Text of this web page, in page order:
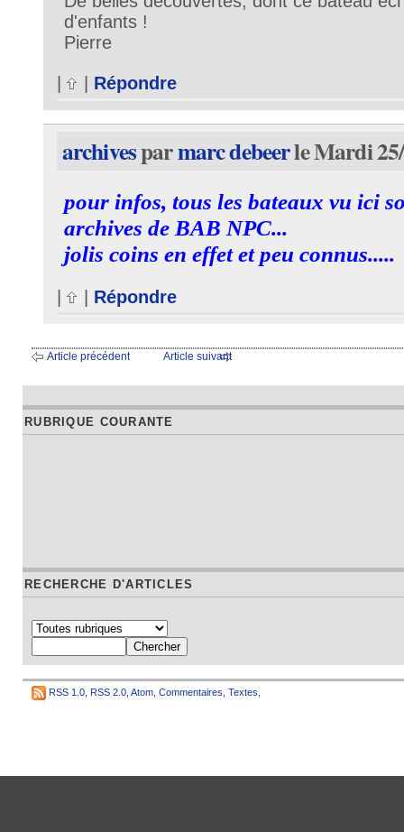
d'enfants !
Pierre
| | Répondre
archivesparmarc debeerle Mardi
pour infos, tous les bateaux vu ici
archives de BAB NPC...
jolis coins en effet et peu connus.....
Répondre
Article précédent Article suivant
RUBRIQUE COURANTE
RECHERCHE D'ARTICLES
RSS 1.0 RSS 2.0 Atom Commentaires Textes